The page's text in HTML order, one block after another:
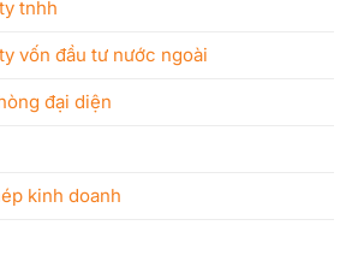
tnhh
vốn đầu tư nước ngoài
đại diện
kinh doanh